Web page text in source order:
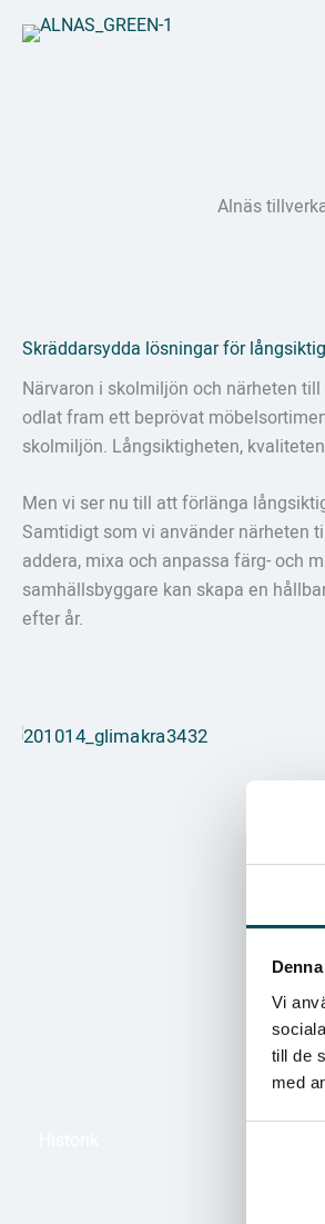
Vi
till de
med
Hoppa
Alnäs
Skräddarsydda lösningar för
Närvaron i skolmiljön och närheten
odlat fram ett beprövat
skolmiljön. Långsiktigheten,
Men vi ser nu till att förlänga
Samtidigt som vi använder närheten
addera, mixa och anpassa färg- och
samhällsbyggare kan skapa en
efter år.